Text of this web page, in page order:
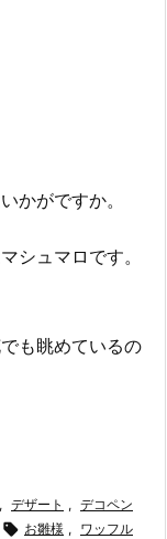
かがですか。
シュマロです。
も眺めているの
, デザート , デコペン
 お雛様 , ワッフル